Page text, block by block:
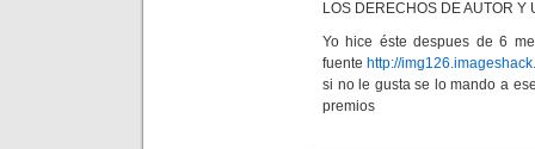
LOS DERECHOS DE AUTOR Y
Yo hice éste despues de 6
fuente http://
si no le gusta se lo mando a
premios